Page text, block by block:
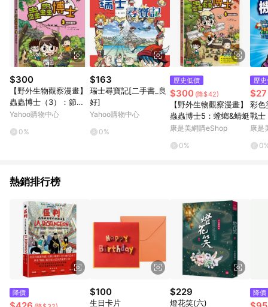
品最高回饋點數」機制 (部分時段開放「回饋無上限」)，以同一
訂單中同一商品不論件數計算，請依訂單成立當下LINE購物的回
饋機制為準。
$300
【野外生物觀察漫畫】
蟲蟲博士（3）：節肢
動物
Yahoo購物中心
0%
$163
瑞士尋寶記[二手書_良
好]
Yahoo購物中心
0%
歷史低價
$300 (降$42)
【野外生物觀察漫畫】
蟲蟲博士5：螳螂&蜻蜓
康是美網購eShop
0%
歷
$27
彩色
戰士
康是
熱銷排行榜
降價 $100
生日卡片
$229
燈花笑(六)
降價